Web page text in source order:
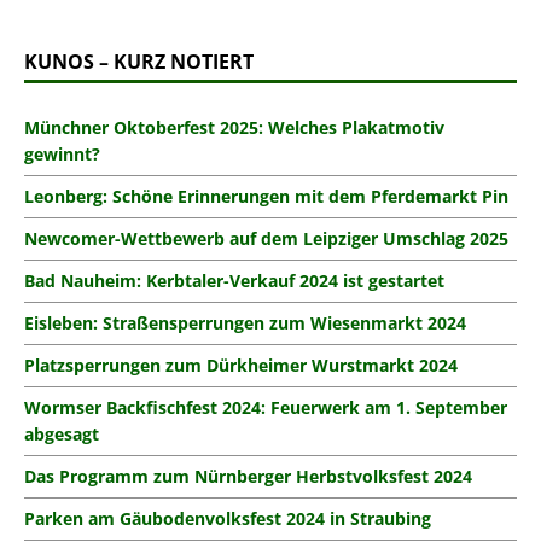
KUNOS – KURZ NOTIERT
Münchner Oktoberfest 2025: Welches Plakatmotiv
gewinnt?
Leonberg: Schöne Erinnerungen mit dem Pferdemarkt Pin
Newcomer-Wettbewerb auf dem Leipziger Umschlag 2025
Bad Nauheim: Kerbtaler-Verkauf 2024 ist gestartet
Eisleben: Straßensperrungen zum Wiesenmarkt 2024
Platzsperrungen zum Dürkheimer Wurstmarkt 2024
Wormser Backfischfest 2024: Feuerwerk am 1. September
abgesagt
Das Programm zum Nürnberger Herbstvolksfest 2024
Parken am Gäubodenvolksfest 2024 in Straubing